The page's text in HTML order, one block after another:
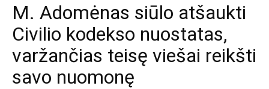
M. Adomėnas siūlo atšaukti
Civilio kodekso nuostatas,
varžančias teisę viešai reikšti
savo nuomonę